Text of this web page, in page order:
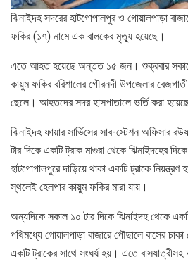
ঝিনাইদহ সদরের হাটগোপালপুর ও গোয়ালপাড়া
ফকির (১৭) নামে এক বালকের মৃত্যু হয়েছে।
এতে আহত হয়েছে অন্তত ১৫ জন। শুক্রবার
কায়ুম ফকির বরিশালের গৌরনদী উপজেলার
ছেলে। আহতদের সদর হাসপাতালে ভর্তি করা
ঝিনাইদহ ফায়ার সার্ভিসের সাব-স্টেশন অফিসার
টার দিকে একটি ট্রাক মাগুরা থেকে ঝিনাইদহের
হাটগোপালপুরে দাড়িয়ে থাকা একটি ট্রাকে
স্থলেই হেলপার কায়ুম ফকির মারা যায়।
অন্যদিকে সকাল ১০ টার দিকে ঝিনাইদহ থেকে
পথিমধ্যে গোয়ালপাড়া বাজারে পৌছালে বাসের
একটি ট্রাকের সাথে সংঘর্ষ হয়। এতে